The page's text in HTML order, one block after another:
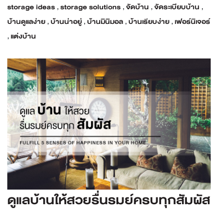
storage ideas ,storage solutions ,จัดบ้าน ,จัดระเบียบบ้าน ,
บ้านดูแลง่าย ,บ้านน่าอยู่ ,บ้านมินิมอล ,บ้านเรียบง่าย ,เฟอร์นิเจอร์
,แต่งบ้าน
ดูแลบ้านให้สวยรื่นรมย์ครบทุกสัมผัส